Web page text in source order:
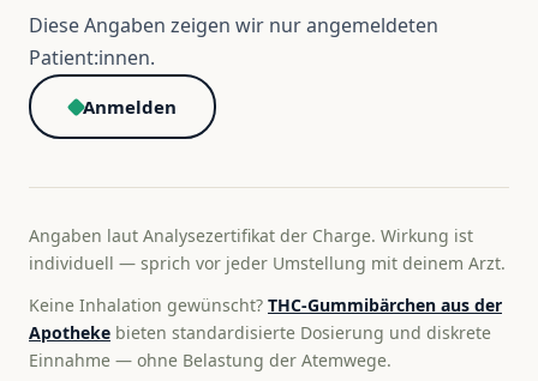
Diese Angaben zeigen wir nur angemeldeten
Patient:innen.
Anmelden
Angaben laut Analysezertifikat der Charge. Wirkung ist
individuell — sprich vor jeder Umstellung mit deinem Arzt.
Keine Inhalation gewünscht? THC-Gummibärchen aus der
Apotheke bieten standardisierte Dosierung und diskrete
Einnahme — ohne Belastung der Atemwege.